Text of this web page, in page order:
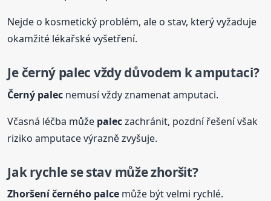
Nejde o kosmetický problém, ale o stav, který vyžaduje
okamžité lékařské vyšetření.
Je černý palec vždy důvodem k amputaci?
Černý palec nemusí vždy znamenat amputaci.
Včasná léčba může paleczachránit, pozdní řešení však
riziko amputace výrazně zvyšuje.
Jak rychle se stav může zhoršit?
Zhoršení černého palce může být velmi rychlé.